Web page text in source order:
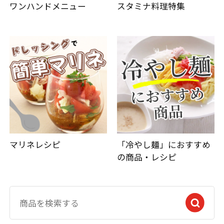
ワンハンドメニュー スタミナ料理特集
マリネレシピ
「冷やし麺」におすすめ
の商品・レシピ